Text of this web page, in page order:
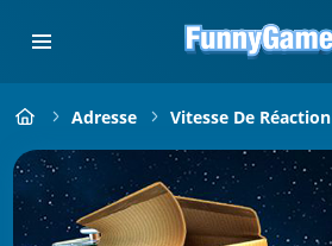
Adresse Vitesse De Réaction